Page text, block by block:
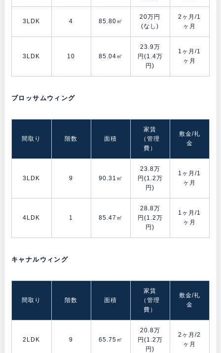
3LDK 4 85.80㎡
20万円
(なし)
2ヶ月/1
ヶ月
3LDK 10 85.04㎡
23.9万
円(1.4万
円)
1ヶ月/1
ヶ月
ブロッサムウィング
間取り 階数 面積
家賃
（管理
費）
敷金/礼
金
3LDK 9 90.31㎡
23.8万
円(1.2万
円)
1ヶ月/1
ヶ月
4LDK 1 85.47㎡
28.8万
円(1.2万
円)
1ヶ月/1
ヶ月
キャナルウィング
間取り 階数 面積
家賃
（管理
費）
敷金/礼
金
2LDK 9 65.75㎡
20.8万
円(1.2万
円)
2ヶ月/2
ヶ月